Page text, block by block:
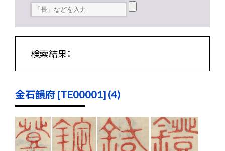
検索結果：
金石韻府 [TE00001] (4)